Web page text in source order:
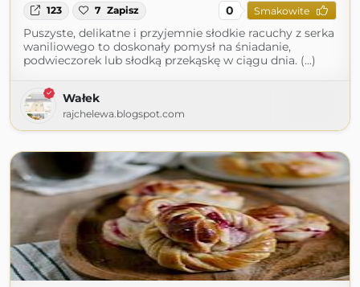
123 7 Zapisz 0 Smakowite
Puszyste, delikatne i przyjemnie słodkie racuchy z serka
waniliowego to doskonały pomysł na śniadanie,
podwieczorek lub słodką przekąskę w ciągu dnia. (...)
Wałek
rajchelewa.blogspot.com